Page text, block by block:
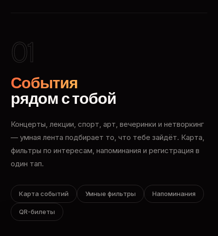
01
События
рядом с тобой
Концерты, лекции, спорт, арт, вечеринки и нетворкинг
— умная лента подбирает то, что тебе зайдёт. Карта,
фильтры по интересам, напоминания и регистрация в
один тап.
Карта событий Умные фильтры Напоминания
QR-билеты